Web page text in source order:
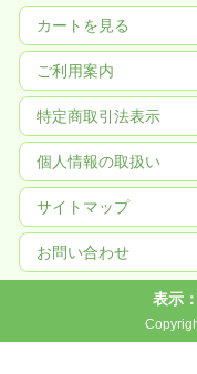
カートを見る
ご利用案内
特定商取引法表示
個人情報の取扱い
サイトマップ
お問い合わせ
表示